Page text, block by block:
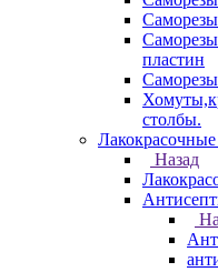
пластин
столбы.
Назад